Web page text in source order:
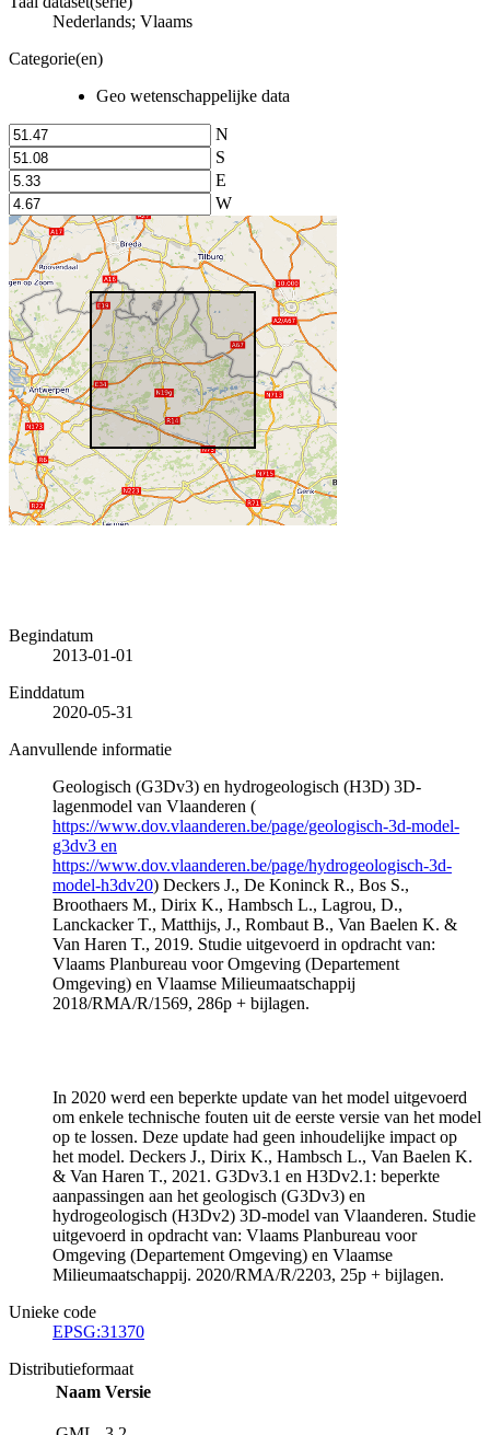
Nederlands; Vlaams
Categorie(en)
Geo wetenschappelijke data
N
S
E
W
Begindatum
2013-01-01
Einddatum
2020-05-31
Aanvullende informatie
Geologisch (G3Dv3) en hydrogeologisch (H3D) 3D-
lagenmodel van Vlaanderen (
https://www.dov.vlaanderen.be/page/geologisch-3d-model-
g3dv3 en
https://www.dov.vlaanderen.be/page/hydrogeologisch-3d-
model-h3dv20) Deckers J., De Koninck R., Bos S.,
Broothaers M., Dirix K., Hambsch L., Lagrou, D.,
Lanckacker T., Matthijs, J., Rombaut B., Van Baelen K. &
Van Haren T., 2019. Studie uitgevoerd in opdracht van:
Vlaams Planbureau voor Omgeving (Departement
Omgeving) en Vlaamse Milieumaatschappij
2018/RMA/R/1569, 286p + bijlagen.
In 2020 werd een beperkte update van het model uitgevoerd
om enkele technische fouten uit de eerste versie van het model
op te lossen. Deze update had geen inhoudelijke impact op
het model. Deckers J., Dirix K., Hambsch L., Van Baelen K.
& Van Haren T., 2021. G3Dv3.1 en H3Dv2.1: beperkte
aanpassingen aan het geologisch (G3Dv3) en
hydrogeologisch (H3Dv2) 3D-model van Vlaanderen. Studie
uitgevoerd in opdracht van: Vlaams Planbureau voor
Omgeving (Departement Omgeving) en Vlaamse
Milieumaatschappij. 2020/RMA/R/2203, 25p + bijlagen.
Unieke code
EPSG:31370
Distributieformaat
Naam Versie